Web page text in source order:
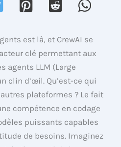
est là, et CrewAI se
clé permettant aux
agents LLM (Large
clin d’œil. Qu’est-ce qui
plateformes ? Le fait
compétence en codage
puissants capables
de besoins. Imaginez